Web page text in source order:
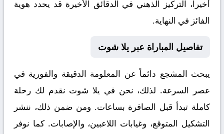
أخيراً، التركيز الذهني في الدقائق الأخيرة قد يحدد هوية
الفائز في النهاية.
تفاصيل المباراة عبر يلا شوت
يبحث المشجع دائماً عن المعلومة الدقيقة والفورية في
عصر السرعة. لذلك، نحن في يلا شوت نقدم لك رحلة
كاملة تبدأ قبل الصافرة بساعات. ومن ضمن ذلك، ننشر
التشكيل المتوقع، وغيابات اللاعبين، والإصابات. كما نوفر